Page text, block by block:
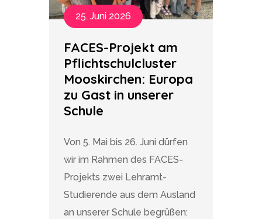
25. Juni 2026
FACES-Projekt am
Pflichtschulcluster
Mooskirchen: Europa
zu Gast in unserer
Schule
Von 5. Mai bis 26. Juni dürfen
wir im Rahmen des FACES-
Projekts zwei Lehramt-
Studierende aus dem Ausland
an unserer Schule begrüßen: